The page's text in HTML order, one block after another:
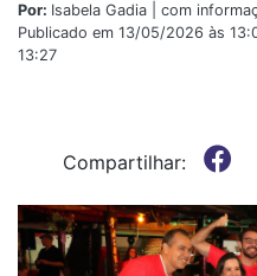
Por: Isabela Gadia | com
Publicado em 13/05/2026 às
13:27
Compartilhar: